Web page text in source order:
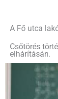
A Fő utca
Csőtörés
elhárításán.